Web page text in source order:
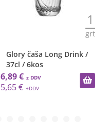
1
grt
Glory čaša Long Drink /
37cl / 6kos
6,89 €
5,65 €